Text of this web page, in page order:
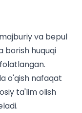
va bepul
borish huquqi
o'qish nafaqat
ta'lim olish